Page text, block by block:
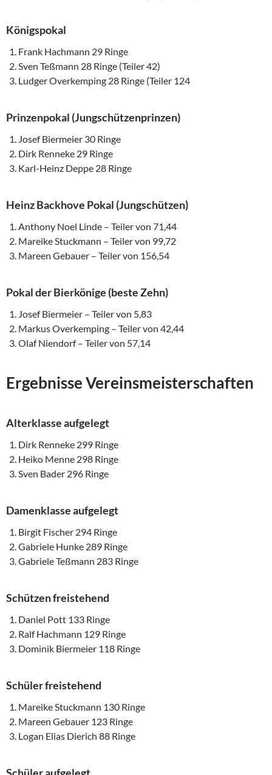
Königspokal
Frank Hachmann 29 Ringe
Sven Teßmann 28 Ringe (Teiler 42)
Ludger Overkemping 28 Ringe (Teiler 124
Prinzenpokal (Jungschützenprinzen)
Josef Biermeier 30 Ringe
Dirk Renneke 29 Ringe
Karl-Heinz Deppe 28 Ringe
Heinz Backhove Pokal (Jungschützen)
Anthony Noel Linde – Teiler von 71,44
Mareike Stuckmann – Teiler von 99,72
Mareen Gebauer – Teiler von 156,54
Pokal der Bierkönige (beste Zehn)
Josef Biermeier – Teiler von 5,83
Markus Overkemping – Teiler von 42,44
Olaf Niendorf – Teiler von 57,14
Ergebnisse Vereinsmeisterschaften
Alterklasse aufgelegt
Dirk Renneke 299 Ringe
Heiko Menne 298 Ringe
Sven Bader 296 Ringe
Damenklasse aufgelegt
Birgit Fischer 294 Ringe
Gabriele Hunke 289 Ringe
Gabriele Teßmann 283 Ringe
Schützen freistehend
Daniel Pott 133 Ringe
Ralf Hachmann 129 Ringe
Dominik Biermeier 118 Ringe
Schüler freistehend
Mareike Stuckmann 130 Ringe
Mareen Gebauer 123 Ringe
Logan Elias Dierich 88 Ringe